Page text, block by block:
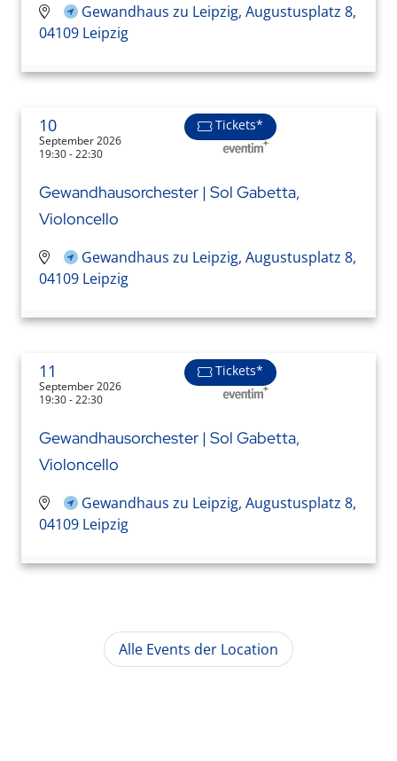
Gewandhaus zu Leipzig, Augustusplatz 8,
04109 Leipzig
10
September 2026
19:30 - 22:30
Tickets*
Gewandhausorchester | Sol Gabetta,
Violoncello
Gewandhaus zu Leipzig, Augustusplatz 8,
04109 Leipzig
11
September 2026
19:30 - 22:30
Tickets*
Gewandhausorchester | Sol Gabetta,
Violoncello
Gewandhaus zu Leipzig, Augustusplatz 8,
04109 Leipzig
Alle Events der Location